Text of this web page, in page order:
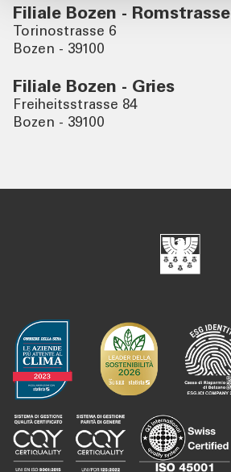
Filiale Bozen - Romstrasse
Torinostrasse 6
Bozen - 39100
Filiale Bozen - Gries
Freiheitsstrasse 84
Bozen - 39100